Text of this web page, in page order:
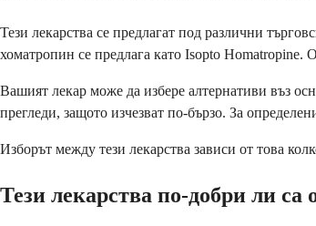
Тези лекарства се предлагат под различни
хоматропин се предлага като Isopto
Вашият лекар може да избере алтернативи въз
прегледи, защото изчезват по-бързо. За
Изборът между тези лекарства зависи от това
Тези лекарства по-добри ли са